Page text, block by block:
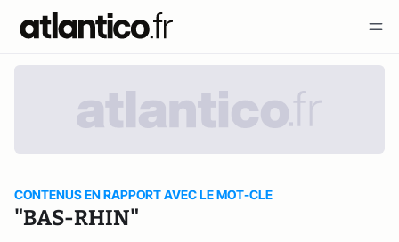
CONTENUS EN RAPPORT AVEC LE MOT-CLE
"BAS-RHIN"